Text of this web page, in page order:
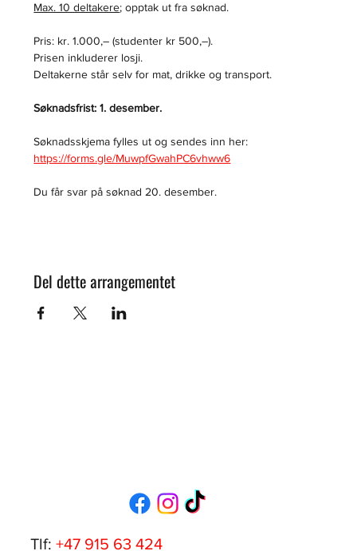
Max. 10 deltakere; opptak ut fra søknad.
Pris: kr. 1.000,– (studenter kr 500,–).
Prisen inkluderer losji.
Deltakerne står selv for mat, drikke og transport.
Søknadsfrist: 1. desember.
Søknadsskjema fylles ut og sendes inn her:
https://forms.gle/MuwpfGwahPC6vhww6
Du får svar på søknad 20. desember.
Del dette arrangementet
Tlf:+47 915 63 424